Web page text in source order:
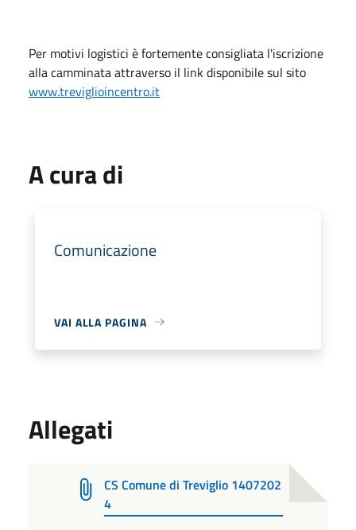
Per motivi logistici è fortemente consigliata l'iscrizione
alla camminata attraverso il link disponibile sul sito
www.treviglioincentro.it
A cura di
Comunicazione
VAI ALLA PAGINA
Allegati
CS Comune di Treviglio 1407202
4